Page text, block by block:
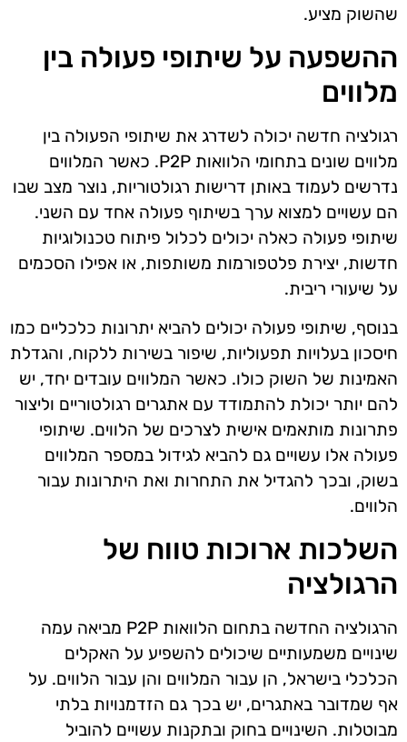
שהשוק מציע.
ההשפעה על שיתופי פעולה בין
מלווים
רגולציה חדשה יכולה לשדרג את שיתופי הפעולה בין
מלווים שונים בתחומי הלוואות P2P. כאשר המלווים
נדרשים לעמוד באותן דרישות רגולטוריות, נוצר מצב שבו
הם עשויים למצוא ערך בשיתוף פעולה אחד עם השני.
שיתופי פעולה כאלה יכולים לכלול פיתוח טכנולוגיות
חדשות, יצירת פלטפורמות משותפות, או אפילו הסכמים
על שיעורי ריבית.
בנוסף, שיתופי פעולה יכולים להביא יתרונות כלכליים כמו
חיסכון בעלויות תפעוליות, שיפור בשירות ללקוח, והגדלת
האמינות של השוק כולו. כאשר המלווים עובדים יחד, יש
להם יותר יכולת להתמודד עם אתגרים רגולטוריים וליצור
פתרונות מותאמים אישית לצרכים של הלווים. שיתופי
פעולה אלו עשויים גם להביא לגידול במספר המלווים
בשוק, ובכך להגדיל את התחרות ואת היתרונות עבור
הלווים.
השלכות ארוכות טווח של
הרגולציה
הרגולציה החדשה בתחום הלוואות P2P מביאה עמה
שינויים משמעותיים שיכולים להשפיע על האקלים
הכלכלי בישראל, הן עבור המלווים והן עבור הלווים. על
אף שמדובר באתגרים, יש בכך גם הזדמנויות בלתי
מבוטלות. השינויים בחוק ובתקנות עשויים להוביל